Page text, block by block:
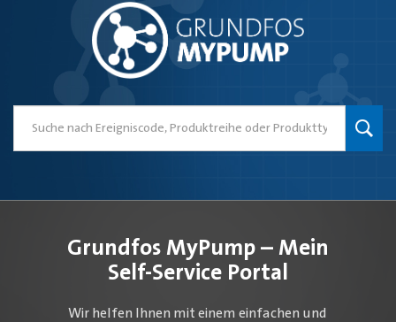
Grundfos MyPump – Mein
Self-Service Portal
Wir helfen Ihnen mit einem einfachen und